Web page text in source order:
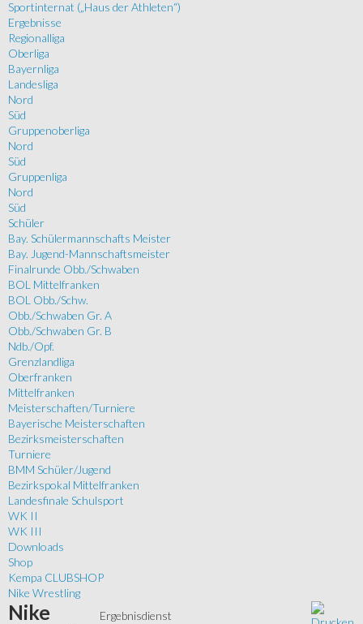
Sportinternat („Haus der Athleten“)
Ergebnisse
Regionalliga
Oberliga
Bayernliga
Landesliga
Nord
Süd
Gruppenoberliga
Nord
Süd
Gruppenliga
Nord
Süd
Schüler
Bay. Schülermannschafts Meister
Bay. Jugend-Mannschaftsmeister
Finalrunde Obb./Schwaben
BOL Mittelfranken
BOL Obb./Schw.
Obb./Schwaben Gr. A
Obb./Schwaben Gr. B
Ndb./Opf.
Grenzlandliga
Oberfranken
Mittelfranken
Meisterschaften/Turniere
Bayerische Meisterschaften
Bezirksmeisterschaften
Turniere
BMM Schüler/Jugend
Bezirkspokal Mittelfranken
Landesfinale Schulsport
WK II
WK III
Downloads
Shop
Kempa CLUBSHOP
Nike Wrestling
Ergebnisdienst
Nike